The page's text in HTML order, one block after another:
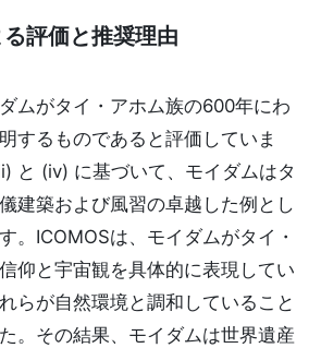
評価と推奨理由
ムがタイ・アホム族の600年にわ
するものであると評価していま
と (iv) に基づいて、モイダムはタ
建築および風習の卓越した例とし
。ICOMOSは、モイダムがタイ・
仰と宇宙観を具体的に表現してい
らが自然環境と調和していること
。その結果、モイダムは世界遺産